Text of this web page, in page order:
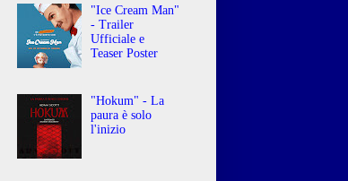
"Ice Cream Man"
- Trailer
Ufficiale e
Teaser Poster
"Hokum" - La
paura è solo
l'inizio